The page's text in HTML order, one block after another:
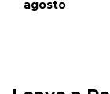
agosto